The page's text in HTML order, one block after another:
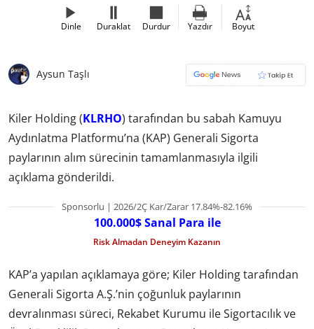
Dinle Duraklat Durdur Yazdır Boyut
Aysun Taşlı
Kiler Holding (KLRHO) tarafından bu sabah Kamuyu
Aydınlatma Platformu’na (KAP) Generali Sigorta
paylarının alım sürecinin tamamlanmasıyla ilgili
açıklama gönderildi.
Sponsorlu | 2026/2Ç Kar/Zarar 17.84%-82.16%
100.000$ Sanal Para ile
Risk Almadan Deneyim Kazanın
KAP’a yapılan açıklamaya göre; Kiler Holding tarafından
Generali Sigorta A.Ş.’nin çoğunluk paylarının
devralınması süreci, Rekabet Kurumu ile Sigortacılık ve